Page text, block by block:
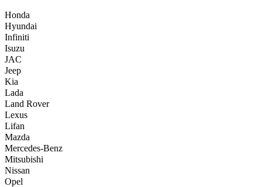
Honda
Hyundai
Infiniti
Isuzu
JAC
Jeep
Kia
Lada
Land Rover
Lexus
Lifan
Mazda
Mercedes-Benz
Mitsubishi
Nissan
Opel